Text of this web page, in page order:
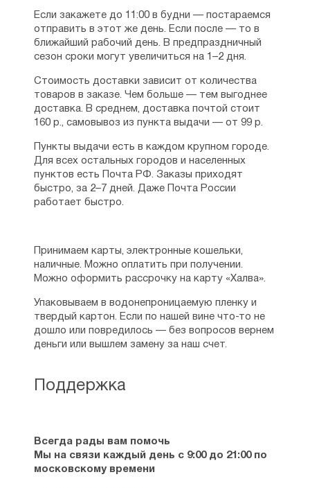
преподобный не хотел вставать во главе
обители, но братья упросили его.
Монастырь стал именоваться по-
новому — во имя святой великомученицы
обителью в течение пяти лет, в конце
жизни у него обнаружился дар
прозорливости, также есть сведения
о совершении по его молитвам чудес.
Иоанн Лествичник отошёл ко Господу
в восьмидесятилетнем возрасте, день его
кончины — 30 марта стал отмечаться как
день его памяти наряду с четвёртой
великопостной седмицей.
этого великого подвижника. Этот труд
он создал по просьбе игумена Раифского
монастыря, который считал преподобного
Иоанна человеком высоких духовных
дарований, тот сначала хотел отказаться,
считая себя недостойным, но потом
приступил к работе. «Лествица»
показывает, как можно достигнуть
вечного блаженства, какие усилия надо
См. также: Аскетика
Святоотеческая
10 православных книг, которые
должен прочитать каждый
Поддержка
Всегда рады вам помочь
Мы на связи каждый день с 9:00 до 21:00 по
московскому времени
Если закажете до 11:00 в будни — постараемся
отправить в этот же день. Если после — то в
ближайший рабочий день. В предпраздничный
сезон сроки могут увеличиться на 1–2 дня.
Стоимость доставки зависит от количества
товаров в заказе. Чем больше — тем выгоднее
доставка. В среднем, доставка почтой стоит
160 р., самовывоз из пункта выдачи — от 99 р.
Пункты выдачи есть в каждом крупном городе.
Для всех остальных городов и населенных
пунктов есть Почта РФ. Заказы приходят
быстро, за 2–7 дней. Даже Почта России
работает быстро.
Принимаем карты, электронные кошельки,
наличные. Можно оплатить при получении.
Можно оформить рассрочку на карту «Халва».
Упаковываем в водонепроницаемую пленку и
твердый картон. Если по нашей вине что-то не
дошло или повредилось — без вопросов вернем
деньги или вышлем замену за наш счет.